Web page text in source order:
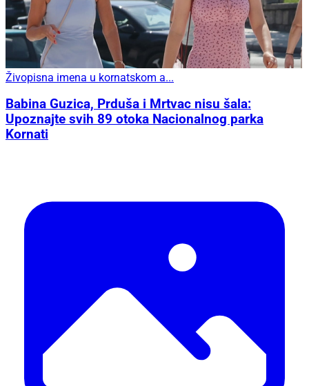
Živopisna imena u kornatskom a...
Babina Guzica, Prduša i Mrtvac nisu šala:
Upoznajte svih 89 otoka Nacionalnog parka
Kornati